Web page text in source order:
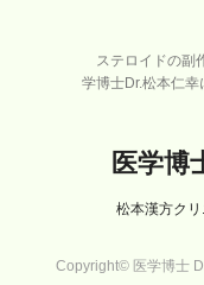
ステロイドの副
学博士Dr.松本仁幸
医学博
松本漢方ク
Copyright© 医学博士